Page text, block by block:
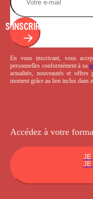
S'INSCRIRE
En vous inscrivant, vous
personnelles conformément à sa
actualités, nouveautés et
moment grâce au lien inclus dans
Accédez à votre
JE
JE